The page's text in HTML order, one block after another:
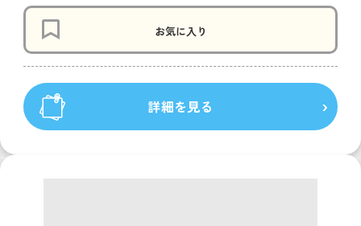
お気に入り
詳細を見る